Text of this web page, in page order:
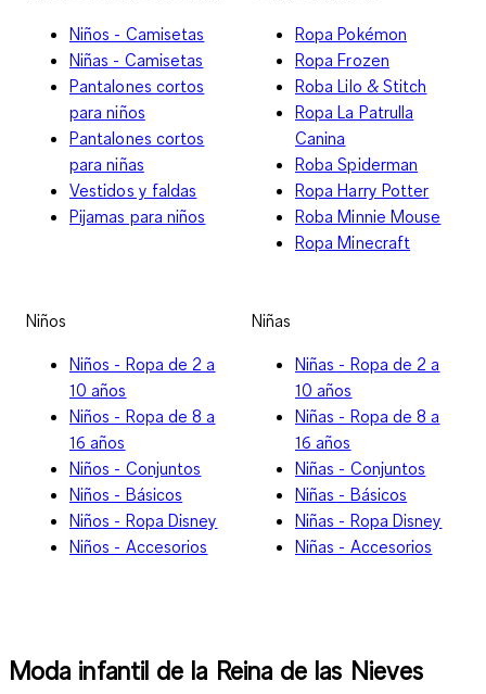
Niños - Camisetas
Niñas - Camisetas
Pantalones cortos
para niños
Pantalones cortos
para niñas
Vestidos y faldas
Pijamas para niños
Ropa Pokémon
Ropa Frozen
Roba Lilo & Stitch
Ropa La Patrulla
Canina
Roba Spiderman
Ropa Harry Potter
Roba Minnie Mouse
Ropa Minecraft
Niños
Niños - Ropa de 2 a
10 años
Niños - Ropa de 8 a
16 años
Niños - Conjuntos
Niños - Básicos
Niños - Ropa Disney
Niños - Accesorios
Niñas
Niñas - Ropa de 2 a
10 años
Niñas - Ropa de 8 a
16 años
Niñas - Conjuntos
Niñas - Básicos
Niñas - Ropa Disney
Niñas - Accesorios
Moda infantil de la Reina de las Nieves